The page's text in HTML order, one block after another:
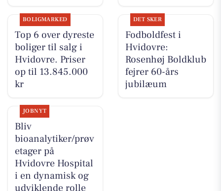
BOLIGMARKED
Top 6 over dyreste
boliger til salg i
Hvidovre. Priser
op til 13.845.000
kr
DET SKER
Fodboldfest i
Hvidovre:
Rosenhøj Boldklub
fejrer 60-års
jubilæum
JOBNYT
Bliv
bioanalytiker/prøv
etager på
Hvidovre Hospital
i en dynamisk og
udviklende rolle